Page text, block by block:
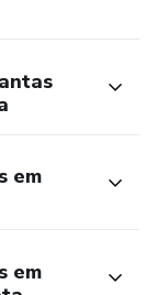
para
médico
tratar de
em
em